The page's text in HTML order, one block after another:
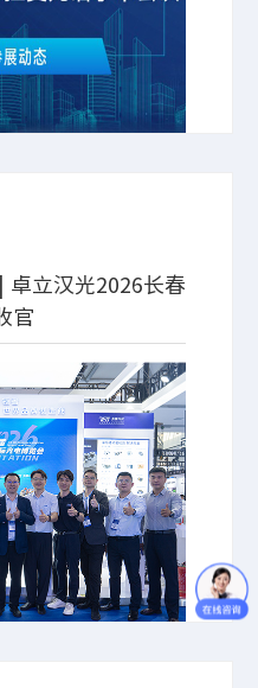
卓立汉光2026长春
官
长春国际光电博览会在
帷幕。卓立汉光携全系
磅亮相，展现中国光电